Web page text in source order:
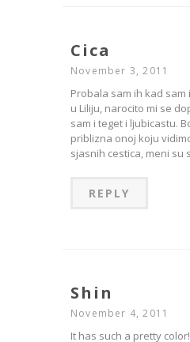
Cica
November 3, 2011
Probala sam ih kad
u Liliju, narocito mi se
sam i teget i ljubicastu.
priblizna onoj koju
sjasnih cestica, meni su
REPLY
Shin
November 4, 2011
It has such a pretty